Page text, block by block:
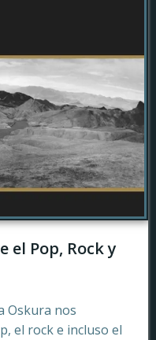
el Pop, Rock y
Oskura nos
el rock e incluso el